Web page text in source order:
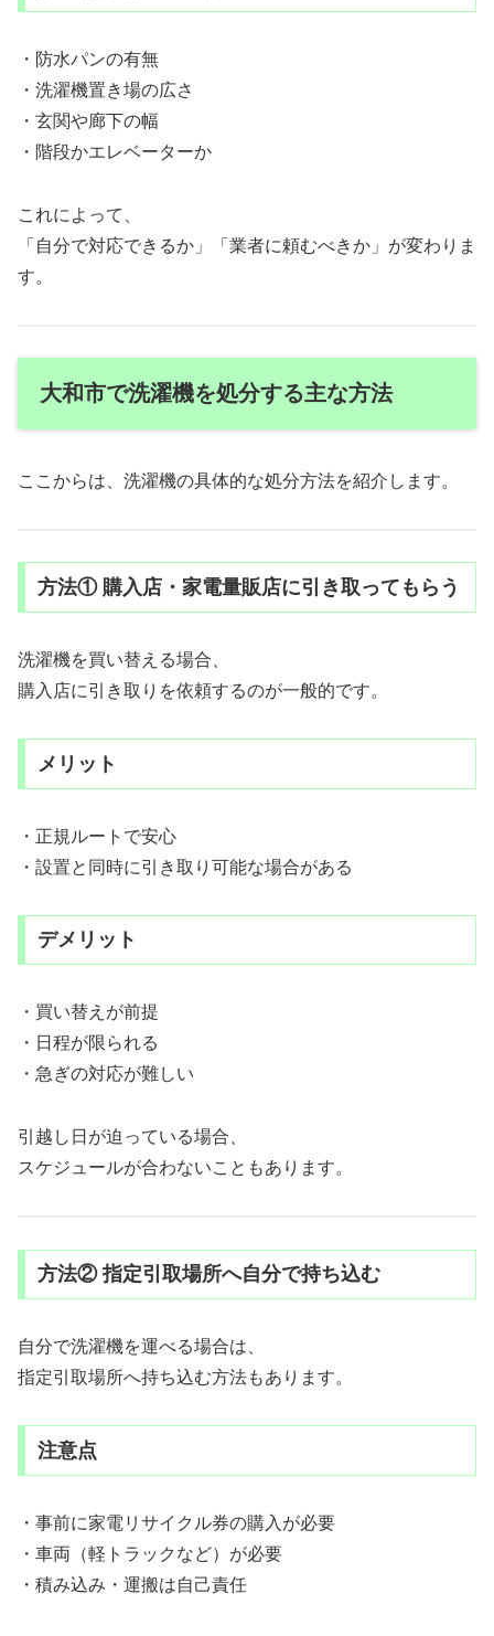
・防水パンの有無
・洗濯機置き場の広さ
・玄関や廊下の幅
・階段かエレベーターか
これによって、
「自分で対応できるか」「業者に頼むべきか」が変わりま
す。
大和市で洗濯機を処分する主な方法
ここからは、洗濯機の具体的な処分方法を紹介します。
方法① 購入店・家電量販店に引き取ってもらう
洗濯機を買い替える場合、
購入店に引き取りを依頼するのが一般的です。
メリット
・正規ルートで安心
・設置と同時に引き取り可能な場合がある
デメリット
・買い替えが前提
・日程が限られる
・急ぎの対応が難しい
引越し日が迫っている場合、
スケジュールが合わないこともあります。
方法② 指定引取場所へ自分で持ち込む
自分で洗濯機を運べる場合は、
指定引取場所へ持ち込む方法もあります。
注意点
・事前に家電リサイクル券の購入が必要
・車両（軽トラックなど）が必要
・積み込み・運搬は自己責任